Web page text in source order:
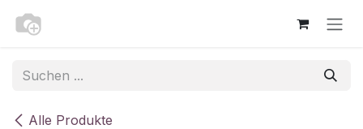
Alle Produkte